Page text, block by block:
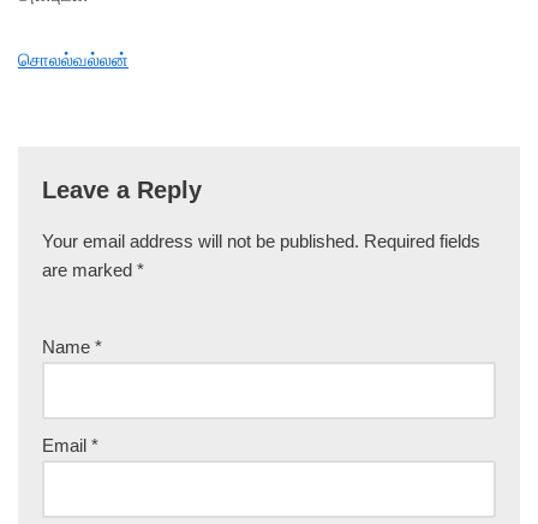
சொலல்வல்லன்
Leave a Reply
Your email address will not be published. Required fields
are marked *
Name *
Email *